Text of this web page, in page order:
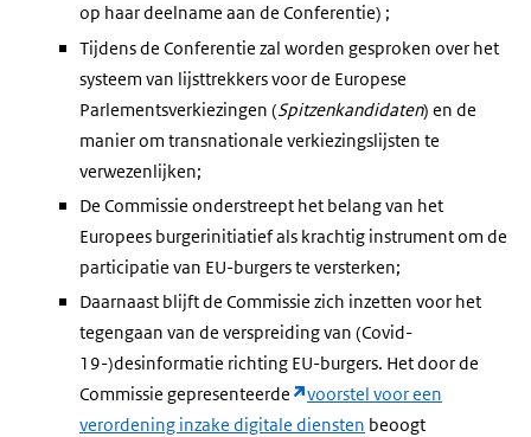
op haar deelname aan de Conferentie) ;
Tijdens de Conferentie zal worden gesproken over het
systeem van lijsttrekkers voor de Europese
Parlementsverkiezingen (Spitzenkandidaten) en de
manier om transnationale verkiezingslijsten te
verwezenlijken;
De Commissie onderstreept het belang van het
Europees burgerinitiatief als krachtig instrument om de
participatie van EU-burgers te versterken;
Daarnaast blijft de Commissie zich inzetten voor het
tegengaan van de verspreiding van (Covid-
19-)desinformatie richting EU-burgers. Het door de
Commissie gepresenteerde
voorstel voor een
verordening inzake digitale diensten beoogt